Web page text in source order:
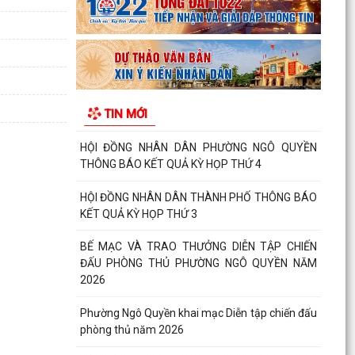
TIN MỚI
PHƯỜNG NGÔ QUYỀN: PHÁT HUY SỨC MẠNH
TỔNG HỢP CỦA CẢ HỆ THỐNG CHÍNH TRỊ
TRONG CÔNG TÁC PHÒNG, CHỐNG...
HỘI NGHỊ GIAO BAN CÔNG TÁC GIÁO DỤC,
, CHUẨN BỊ NĂM HỌC...
HỘI ĐỒNG NHÂN DÂN PHƯỜNG NGÔ QUYỀN
THÔNG BÁO KẾT QUẢ KỲ HỌP THỨ 4
HỘI ĐỒNG NHÂN DÂN THÀNH PHỐ THÔNG BÁO
KẾT QUẢ KỲ HỌP THỨ 3
BẾ MẠC VÀ TRAO THƯỞNG DIỄN TẬP CHIẾN
ĐẤU PHÒNG THỦ PHƯỜNG NGÔ QUYỀN NĂM
2026
Phường Ngô Quyền khai mạc Diễn tập chiến đấu
phòng thủ năm 2026